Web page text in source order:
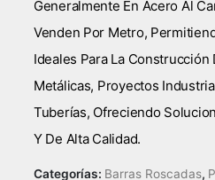
Generalmente En Acero Al
Venden Por Metro,
Ideales Para La Construcción
Metálicas, Proyectos
Tuberías, Ofreciendo
Y De Alta Calidad.
Categorías: Barras Roscadas,